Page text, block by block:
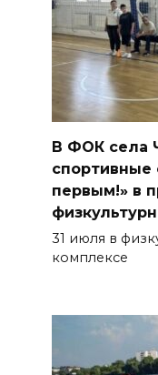
В ФОК села
спортивные
первым!» в
31 июля в
комплексе